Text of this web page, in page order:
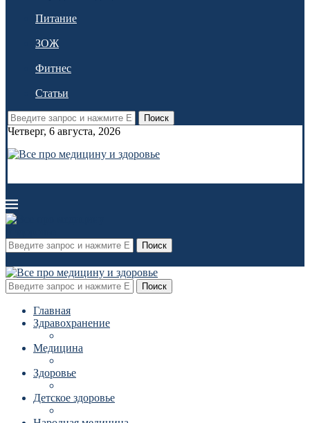
Питание
ЗОЖ
Фитнес
Статьи
Поиск
Четверг, 6 августа, 2026
Поиск
Поиск
Главная
Здравохранение
Медицина
Здоровье
Детское здоровье